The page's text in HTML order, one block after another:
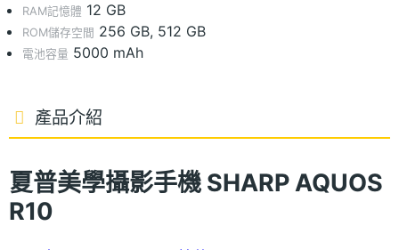
RAM記憶體 12 GB
ROM儲存空間 256 GB, 512 GB
電池容量 5000 mAh
產品介紹
夏普美學攝影手機SHARP AQUOS
R10